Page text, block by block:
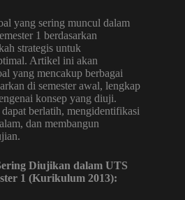
yang sering muncul dalam
1 berdasarkan
strategis untuk
Artikel ini akan
yang mencakup berbagai
di semester awal, lengkap
konsep yang diuji.
berlatih, mengidentifikasi
dan membangun
Diujikan dalam UTS
1 (Kurikulum 2013):